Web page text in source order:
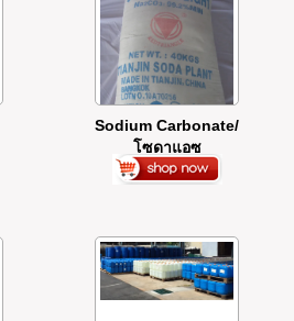
Sodium Carbonate/
โซดาแอซ